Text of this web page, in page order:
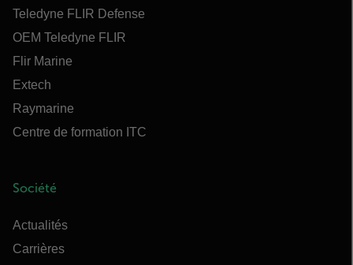
Teledyne FLIR Defense
OEM Teledyne FLIR
Flir Marine
Extech
Raymarine
Centre de formation ITC
Société
Actualités
Carrières